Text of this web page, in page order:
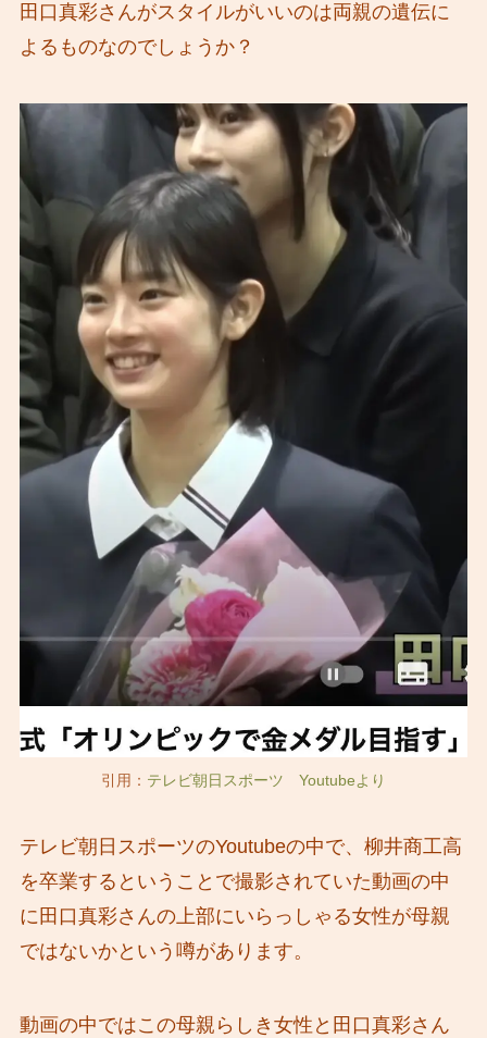
田口真彩さんがスタイルがいいのは両親の遺伝に
よるものなのでしょうか？
引用： テレビ朝日スポーツ Youtubeより
テレビ朝日スポーツのYoutubeの中で、柳井商工高
を卒業するということで撮影されていた動画の中
に田口真彩さんの上部にいらっしゃる女性が母親
ではないかという噂があります。
動画の中ではこの母親らしき女性と田口真彩さん